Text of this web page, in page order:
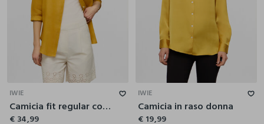
L XL XXL
IWIE
Camicia fit regular con collo coreano in puro lino donna
€ 34,99
M XL
XXL
IWIE
Camicia in raso donna
€ 19,99